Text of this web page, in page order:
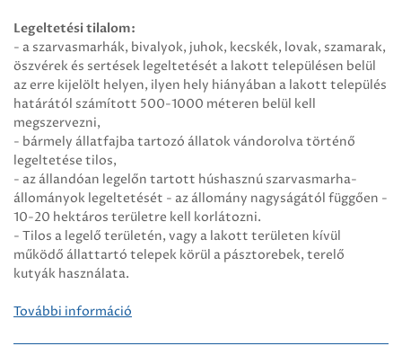
Legeltetési tilalom:
- a szarvasmarhák, bivalyok, juhok, kecskék, lovak, szamarak,
öszvérek és sertések legeltetését a lakott településen belül
az erre kijelölt helyen, ilyen hely hiányában a lakott település
határától számított 500-1000 méteren belül kell
megszervezni,
- bármely állatfajba tartozó állatok vándorolva történő
legeltetése tilos,
- az állandóan legelőn tartott húshasznú szarvasmarha-
állományok legeltetését - az állomány nagyságától függően -
10-20 hektáros területre kell korlátozni.
- Tilos a legelő területén, vagy a lakott területen kívül
működő állattartó telepek körül a pásztorebek, terelő
kutyák használata.
További információ